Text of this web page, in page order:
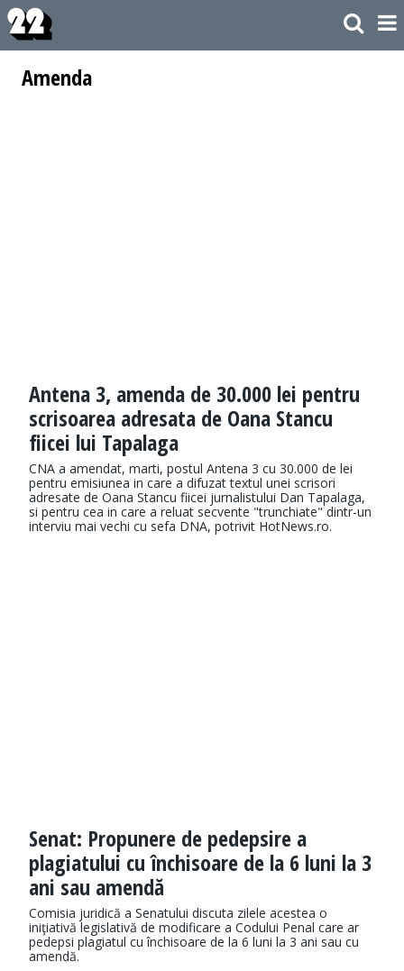
Amenda
Antena 3, amenda de 30.000 lei pentru
scrisoarea adresata de Oana Stancu
fiicei lui Tapalaga
CNA a amendat, marti, postul Antena 3 cu 30.000 de lei
pentru emisiunea in care a difuzat textul unei scrisori
adresate de Oana Stancu fiicei jurnalistului Dan Tapalaga,
si pentru cea in care a reluat secvente "trunchiate" dintr-un
interviu mai vechi cu sefa DNA, potrivit HotNews.ro.
Senat: Propunere de pedepsire a
plagiatului cu închisoare de la 6 luni la 3
ani sau amendă
Comisia juridică a Senatului discuta zilele acestea o
iniţiativă legislativă de modificare a Codului Penal care ar
pedepsi plagiatul cu închisoare de la 6 luni la 3 ani sau cu
amendă.